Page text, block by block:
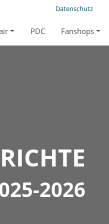
Datenschutz
PDC Fanshops
2026